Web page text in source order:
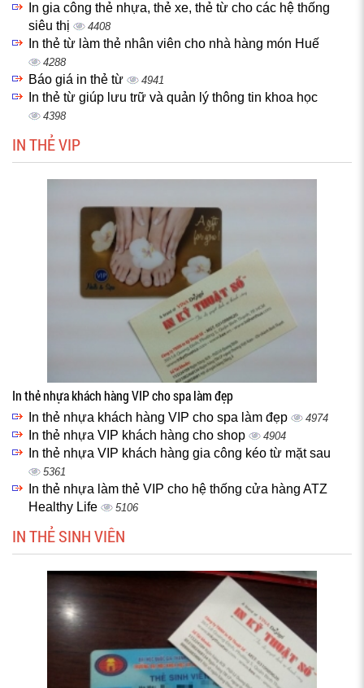
In gia công thẻ nhựa, thẻ xe, thẻ từ cho các hệ thống
siêu thị
4408
In thẻ từ làm thẻ nhân viên cho nhà hàng món Huế
4288
Báo giá in thẻ từ 4941
In thẻ từ giúp lưu trữ và quản lý thông tin khoa học
4398
IN THẺ VIP
In thẻ nhựa khách hàng VIP cho spa làm đẹp
In thẻ nhựa khách hàng VIP cho spa làm đẹp 4974
In thẻ nhựa VIP khách hàng cho shop 4904
In thẻ nhựa VIP khách hàng gia công kéo từ mặt sau
5361
In thẻ nhựa làm thẻ VIP cho hệ thống cửa hàng ATZ
Healthy Life
5106
IN THẺ SINH VIÊN